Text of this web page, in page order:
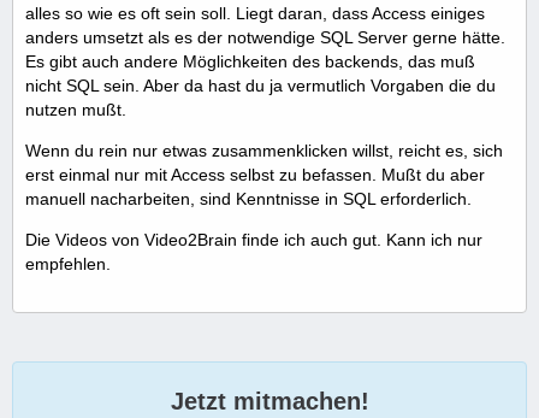
alles so wie es oft sein soll. Liegt daran, dass Access einiges
anders umsetzt als es der notwendige SQL Server gerne hätte.
Es gibt auch andere Möglichkeiten des backends, das muß
nicht SQL sein. Aber da hast du ja vermutlich Vorgaben die du
nutzen mußt.
Wenn du rein nur etwas zusammenklicken willst, reicht es, sich
erst einmal nur mit Access selbst zu befassen. Mußt du aber
manuell nacharbeiten, sind Kenntnisse in SQL erforderlich.
Die Videos von Video2Brain finde ich auch gut. Kann ich nur
empfehlen.
Jetzt mitmachen!